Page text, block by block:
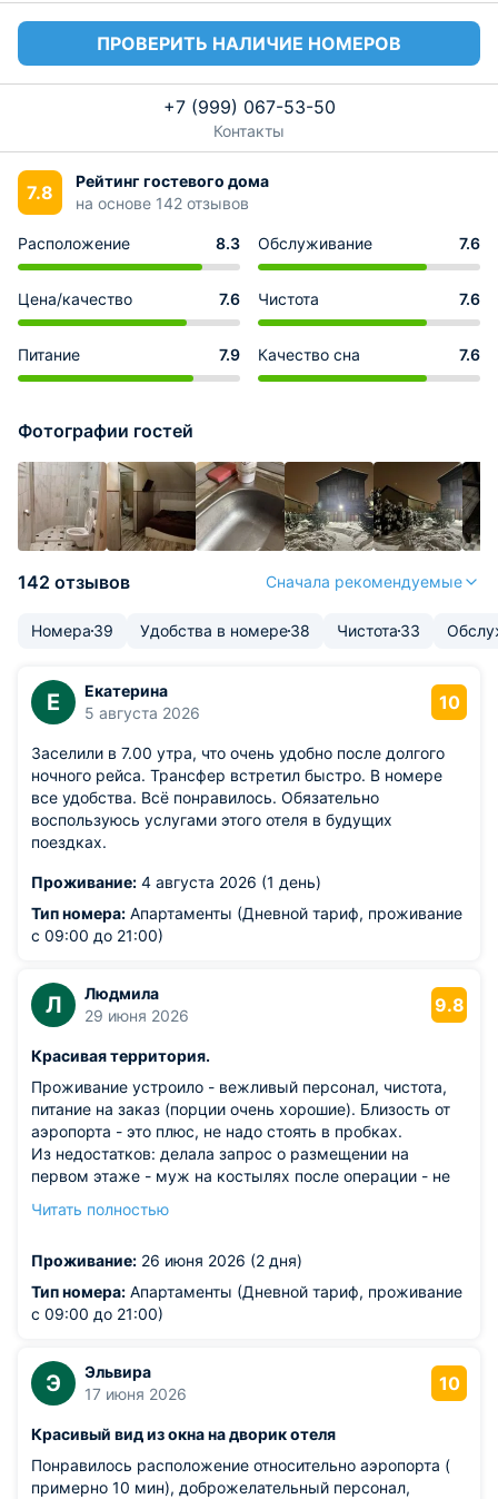
ПРОВЕРИТЬ НАЛИЧИЕ НОМЕРОВ
+7 (999) 067-53-50
Контакты
7.8
Рейтинг гостевого дома
на основе 142 отзывов
Расположение 8.3 Обслуживание 7.6
Цена/качество 7.6 Чистота 7.6
Питание 7.9 Качество сна 7.6
Фотографии гостей
142 отзывов Сначала рекомендуемые
Номера 39 Удобства в номере38 Чистота 33
Е
Екатерина
5 августа 2026
10
Заселили в 7.00 утра, что очень удобно после долгого
ночного рейса. Трансфер встретил быстро. В номере
все удобства. Всё понравилось. Обязательно
воспользуюсь услугами этого отеля в будущих
поездках.
Проживание: 4 августа 2026 (1 день)
Тип номера: Апартаменты (Дневной тариф, проживание
с 09:00 до 21:00)
Л
Людмила
29 июня 2026
9.8
Красивая территория.
Проживание устроило - вежливый персонал, чистота,
питание на заказ (порции очень хорошие). Близость от
аэропорта - это плюс, не надо стоять в пробках.
Из недостатков: делала запрос о размещении на
первом этаже - муж на костылях после операции - не
Маломобильным сложно преодолевать ступеньки. Нет
Читать полностью
Проживание: 26 июня 2026 (2 дня)
Тип номера: Апартаменты (Дневной тариф, проживание
с 09:00 до 21:00)
Э
Эльвира
17 июня 2026
10
Красивый вид из окна на дворик отеля
Понравилось расположение относительно аэропорта (
примерно 10 мин), доброжелательный персонал,